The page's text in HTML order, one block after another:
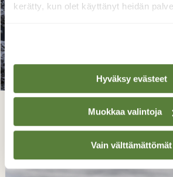
kerätty, kun olet käyttänyt heidän
Hyväksy evästeet
Muokkaa valintoja
Vain välttämättömät
Jääpyörre
Hannu Tikkanen, Kuusamo,